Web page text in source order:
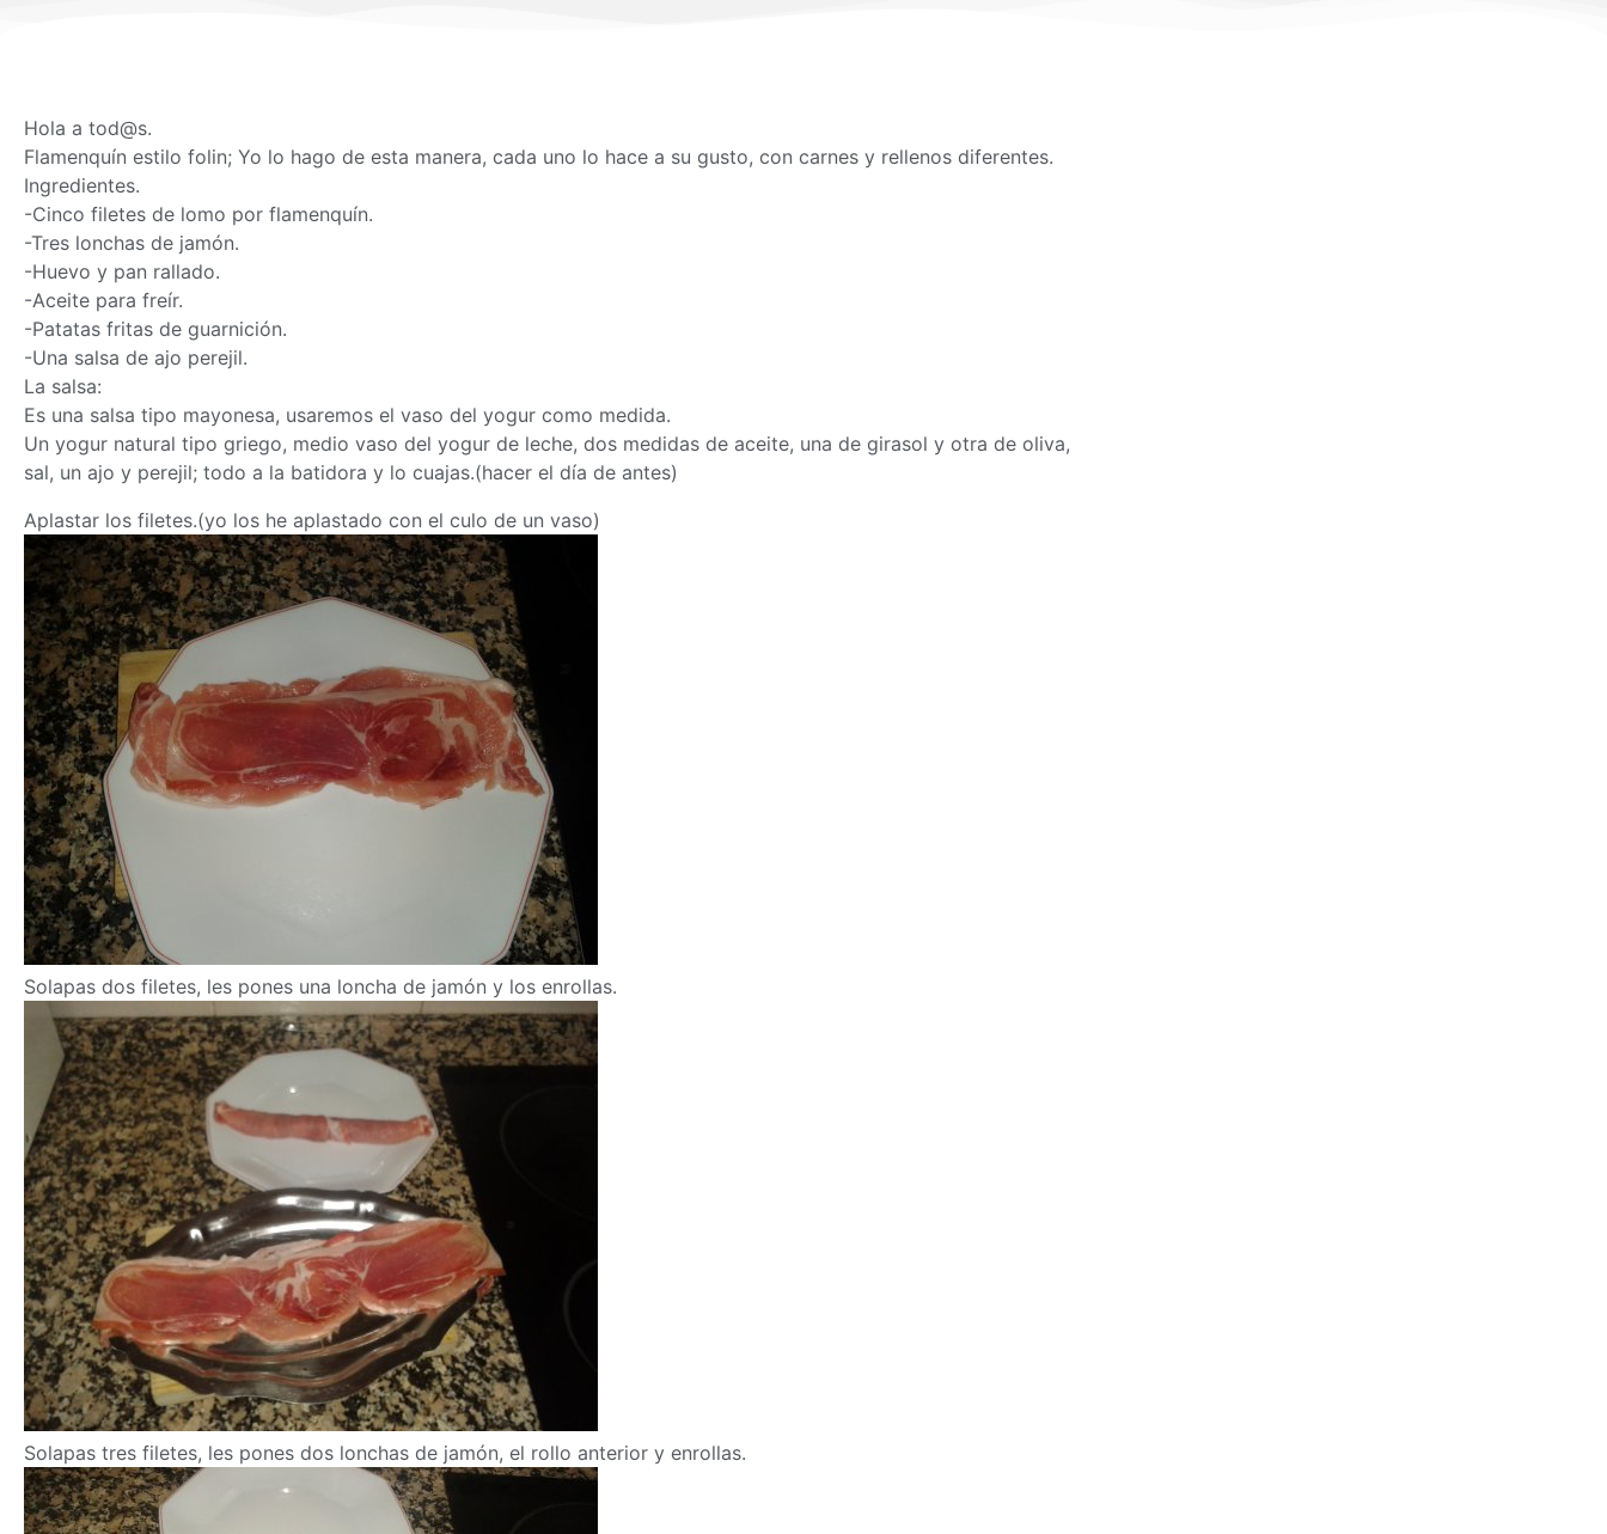
Hola a tod@s.
Flamenquín estilo folin; Yo lo hago de esta manera, cada uno lo hace a su gusto, con carnes y rellenos diferentes.
Ingredientes.
-Cinco filetes de lomo por flamenquín.
-Tres lonchas de jamón.
-Huevo y pan rallado.
-Aceite para freír.
-Patatas fritas de guarnición.
-Una salsa de ajo perejil.
La salsa:
Es una salsa tipo mayonesa, usaremos el vaso del yogur como medida.
Un yogur natural tipo griego, medio vaso del yogur de leche, dos medidas de aceite, una de girasol y otra de oliva,
sal, un ajo y perejil; todo a la batidora y lo cuajas.(hacer el día de antes)
Aplastar los filetes.(yo los he aplastado con el culo de un vaso)
Solapas dos filetes, les pones una loncha de jamón y los enrollas.
Solapas tres filetes, les pones dos lonchas de jamón, el rollo anterior y enrollas.